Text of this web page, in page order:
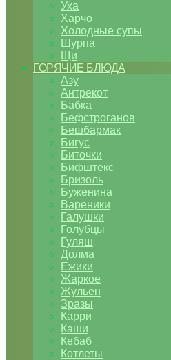
Уха
Харчо
Холодные супы
Шурпа
Щи
ГОРЯЧИЕ БЛЮДА
Азу
Антрекот
Бабка
Бефстроганов
Бешбармак
Бигус
Биточки
Бифштекс
Бризоль
Буженина
Вареники
Галушки
Голубцы
Гуляш
Долма
Ежики
Жаркое
Жульен
Зразы
Карри
Каши
Кебаб
Котлеты